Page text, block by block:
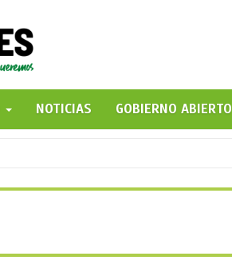
NOTICIAS GOBIERNO ABIERTO